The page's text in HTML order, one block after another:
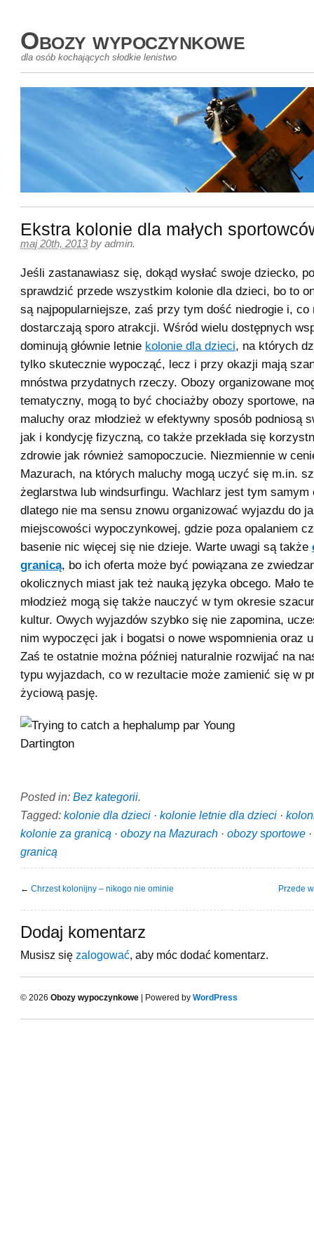
Obozy wypoczynkowe
dla osób kochających słodkie lenistwo
Ekstra kolonie dla małych
maj 20th, 2013 by admin.
Jeśli zastanawiasz się, dokąd wysłać swoje dziecko,
sprawdzić przede wszystkim kolonie dla dzieci, bo to
są najpopularniejsze, zaś przy tym dość niedrogie i, co
dostarczają sporo atrakcji. Wśród wielu dostępnych
dominują głównie letnie kolonie dla dzieci, na których
tylko skutecznie wypocząć, lecz i przy okazji mają
mnóstwa przydatnych rzeczy. Obozy organizowane
tematyczny, mogą to być chociażby obozy sportowe,
maluchy oraz młodzież w efektywny sposób podniosą
jak i kondycję fizyczną, co także przekłada się
zdrowie jak również samopoczucie. Niezmiennie w
Mazurach, na których maluchy mogą uczyć się m.in.
żeglarstwa lub windsurfingu. Wachlarz jest tym samym
dlatego nie ma sensu znowu organizować wyjazdu do
miejscowości wypoczynkowej, gdzie poza opalaniem
basenie nic więcej się nie dzieje. Warte uwagi są także
granicą, bo ich oferta może być powiązana ze
okolicznych miast jak też nauką języka obcego. Mało
młodzież mogą się także nauczyć w tym okresie
kultur. Owych wyjazdów szybko się nie zapomina,
nim wypoczęci jak i bogatsi o nowe wspomnienia oraz
Zaś te ostatnie można później naturalnie rozwijać na
typu wyjazdach, co w rezultacie może zamienić się w
życiową pasję.
Posted in: Bez kategorii.
Tagged: kolonie dla dzieci · kolonie letnie dla dzieci ·
kolonie za granicą · obozy na Mazurach · obozy sportowe ·
granicą
← Chrzest kolonijny – nikogo nie ominie Przede
Dodaj komentarz
Musisz się zalogować , aby móc dodać komentarz.
© 2026 Obozy wypoczynkowe | Powered by WordPress